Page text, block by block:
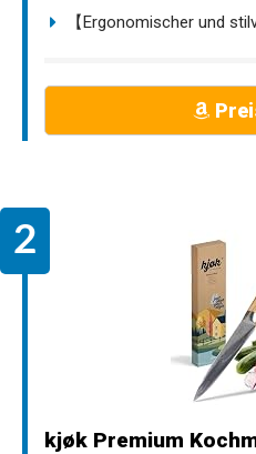
【Ergonomischer und
kjøk Premium